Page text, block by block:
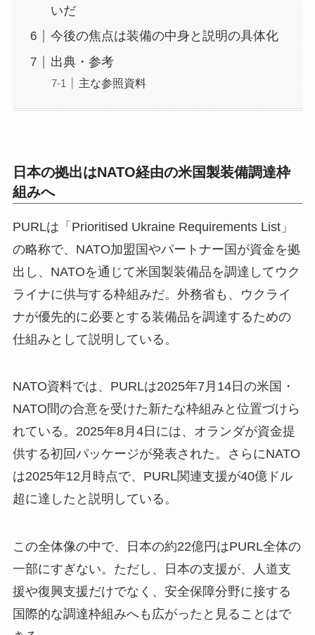
いだ
今後の焦点は装備の中身と説明の具体化
出典・参考
主な参照資料
日本の拠出はNATO経由の米国製装備調達枠
組みへ
PURLは「Prioritised Ukraine Requirements List」
の略称で、NATO加盟国やパートナー国が資金を拠
出し、NATOを通じて米国製装備品を調達してウク
ライナに供与する枠組みだ。外務省も、ウクライ
ナが優先的に必要とする装備品を調達するための
仕組みとして説明している。
NATO資料では、PURLは2025年7月14日の米国・
NATO間の合意を受けた新たな枠組みと位置づけら
れている。2025年8月4日には、オランダが資金提
供する初回パッケージが発表された。さらにNATO
は2025年12月時点で、PURL関連支援が40億ドル
超に達したと説明している。
この全体像の中で、日本の約22億円はPURL全体の
一部にすぎない。ただし、日本の支援が、人道支
援や復興支援だけでなく、安全保障分野に接する
国際的な調達枠組みへも広がったと見ることはで